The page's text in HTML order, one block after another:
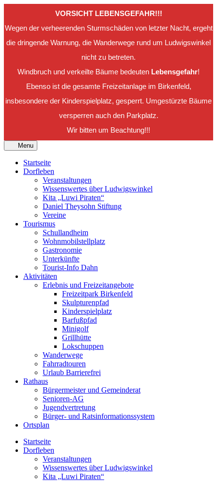
VORSICHT LEBENSGEFAHR!!!
Wegen der verheerenden Sturmschäden von letzter Nacht, ergeht
die dringende Warnung, die Wanderwege rund um Ludwigswinkel
nicht zu betreten.
Windbruch und verkeilte Bäume bedeuten Lebensgefahr!
Ebenso ist die gesamte Freizeitanlage im Birkenfeld,
insbesondere der Kinderspielplatz, gesperrt. Umgestürzte Bäume
versperren auch den Parkplatz.
Wir bitten um Beachtung!!!
Menu
Startseite
Dorfleben
Veranstaltungen
Wissenswertes über Ludwigswinkel
Kita „Luwi Piraten“
Daniel Theysohn Stiftung
Vereine
Tourismus
Schullandheim
Wohnmobilstellplatz
Gastronomie
Unterkünfte
Tourist-Info Dahn
Aktivitäten
Erlebnis und Freizeitangebote
Freizeitpark Birkenfeld
Skulpturenpfad
Kinderspielplatz
Barfußpfad
Minigolf
Grillhütte
Lokschuppen
Wanderwege
Fahrradtouren
Urlaub Barrierefrei
Rathaus
Bürgermeister und Gemeinderat
Senioren-AG
Jugendvertretung
Bürger- und Ratsinformationssystem
Ortsplan
Startseite
Dorfleben
Veranstaltungen
Wissenswertes über Ludwigswinkel
Kita „Luwi Piraten“